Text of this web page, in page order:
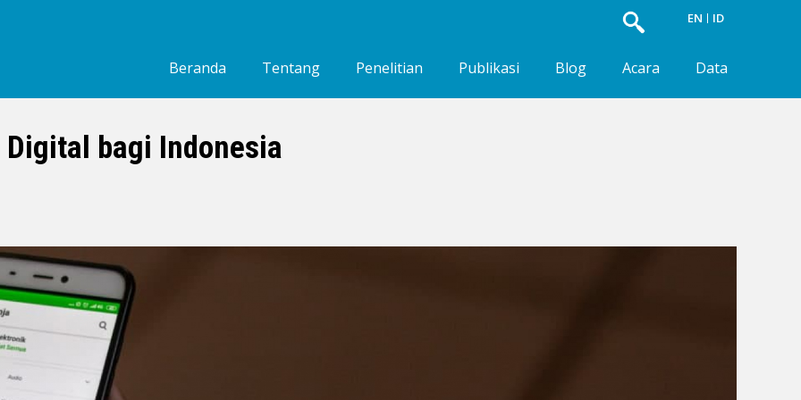
EN ID
Beranda Tentang
Orang-orang SMERU
Pekerjaan Kami
Penelitian Publikasi Blog Acara Data
bagi Indonesia